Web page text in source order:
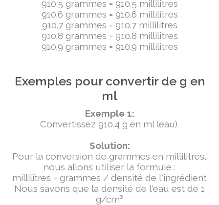
910.5 grammes = 910.5 millilitres
910.6 grammes = 910.6 millilitres
910.7 grammes = 910.7 millilitres
910.8 grammes = 910.8 millilitres
910.9 grammes = 910.9 millilitres
Exemples pour convertir de g en
ml
Exemple 1:
Convertissez 910.4 g en ml (eau).
Solution:
Pour la conversion de grammes en millilitres,
nous allons utiliser la formule :
millilitres = grammes / densité de l'ingrédient
Nous savons que la densité de l'eau est de 1
g/cm³